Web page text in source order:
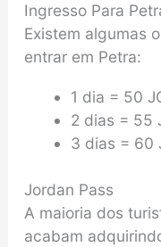
Ingresso Para
Existem algumas
entrar em Petra:
1 dia = 50
2 dias = 55
3 dias = 60
Jordan Pass
A maioria dos
acabam